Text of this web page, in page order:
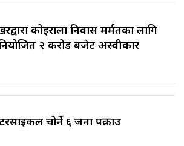
कोइराला निवास मर्मतका लागि
२ करोड बजेट अस्वीकार
चोर्ने ६ जना पक्राउ